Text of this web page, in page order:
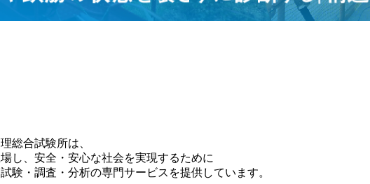
総合試験所は、
し、安全・安心な社会を実現するために
験・調査・分析の専門サービスを提供しています。